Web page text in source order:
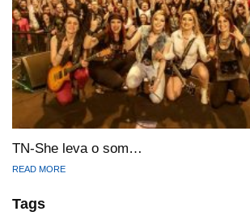
TN-She leva o som…
READ MORE
Tags